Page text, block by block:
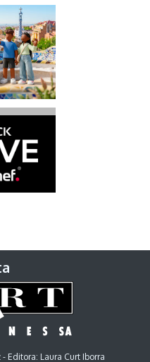
- Editora: Laura Curt Iborra